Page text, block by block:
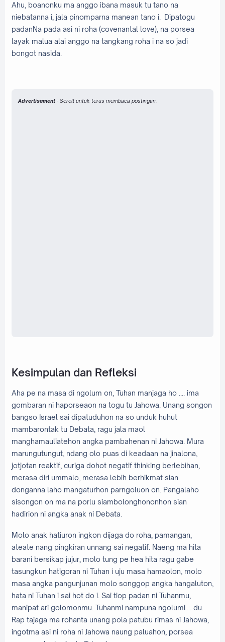
Ahu, boanonku ma anggo ibana masuk tu tano na
niebatanna i, jala pinomparna manean tano i. Dipatogu
padanNa pada asi ni roha (covenantal love), na porsea
layak malua alai anggo na tangkang roha i na so jadi
bongot nasida.
Advertisement - Scroll untuk terus membaca postingan.
Kesimpulan dan Refleksi
Aha pe na masa di ngolum on, Tuhan manjaga ho .... ima
gombaran ni haporseaon na togu tu Jahowa. Unang songon
bangso Israel sai dipatuduhon na so unduk huhut
mambarontak tu Debata, ragu jala maol
manghamauliatehon angka pambahenan ni Jahowa. Mura
marungutungut, ndang olo puas di keadaan na jinalona,
jotjotan reaktif, curiga dohot negatif thinking berlebihan,
merasa diri ummalo, merasa lebih berhikmat sian
donganna laho mangaturhon parngoluon on. Pangalaho
sisongon on ma na porlu siambolonghononhon sian
hadirion ni angka anak ni Debata.
Molo anak hatiuron ingkon dijaga do roha, pamangan,
ateate nang pingkiran unnang sai negatif. Naeng ma hita
barani bersikap jujur, molo tung pe hea hita ragu gabe
tasungkun hatigoran ni Tuhan i uju masa hamaolon, molo
masa angka pangunjunan molo songgop angka hangaluton,
hata ni Tuhan i sai hot do i. Sai tiop padan ni Tuhanmu,
manipat ari golomonmu. Tuhanmi nampuna ngolumi.... du.
Rap tajaga ma rohanta unang pola patubu rimas ni Jahowa,
ingotma asi ni roha ni Jahowa naung paluahon, porsea